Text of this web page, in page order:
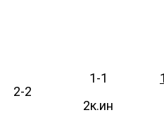
2-2
1-1
2к.ин